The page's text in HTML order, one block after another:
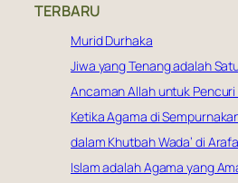
r
TERBARU
Murid Durhaka
Jiwa yang Tenang adalah
Ancaman Allah untuk Pencuri
Ketika Agama di
dalam Khutbah Wada’ di
Islam adalah Agama yang